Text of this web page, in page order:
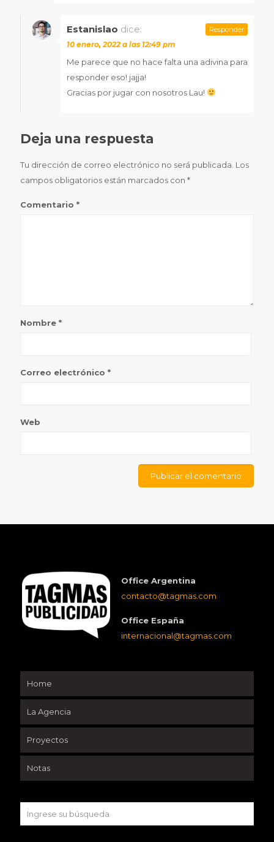
Estanislao dice:
10 enero, 2022 a las 12:49 pm
Me parece que no hace falta una adivina para
responder eso! jajja!
Gracias por jugar con nosotros Lau!
Responder
Deja una respuesta
Tu dirección de correo electrónico no será publicada. Los
campos obligatorios están marcados con *
Comentario *
Nombre *
Correo electrónico *
Web
Office Argentina
contacto@tagmas.com
Office España
internacional@tagmas.com
Home
La Agencia
Proyectos
Notas